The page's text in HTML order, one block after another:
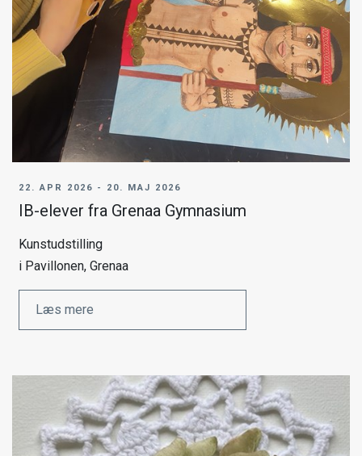
22. APR 2026 - 20. MAJ 2026
IB-elever fra Grenaa Gymnasium
Kunstudstilling
i Pavillonen, Grenaa
Læs mere